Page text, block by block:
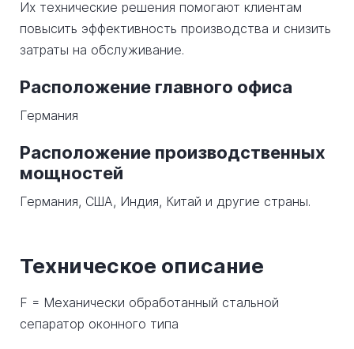
Их технические решения помогают клиентам
повысить эффективность производства и снизить
затраты на обслуживание.
Расположение главного офиса
Германия
Расположение производственных
мощностей
Германия, США, Индия, Китай и другие страны.
Техническое описание
F = Механически обработанный стальной
сепаратор оконного типа